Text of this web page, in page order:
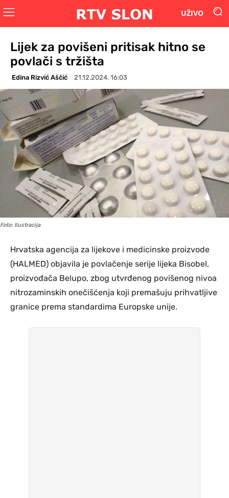
UŽIVO
Lijek za povišeni pritisak hitno se
povlači s tržišta
Edina Rizvić Aščić 21.12.2024. 16:03
Foto: Ilustracija
Hrvatska agencija za lijekove i medicinske proizvode
(HALMED) objavila je povlačenje serije lijeka Bisobel,
proizvođača Belupo, zbog utvrđenog povišenog nivoa
nitrozaminskih onečišćenja koji premašuju prihvatljive
granice prema standardima Europske unije.